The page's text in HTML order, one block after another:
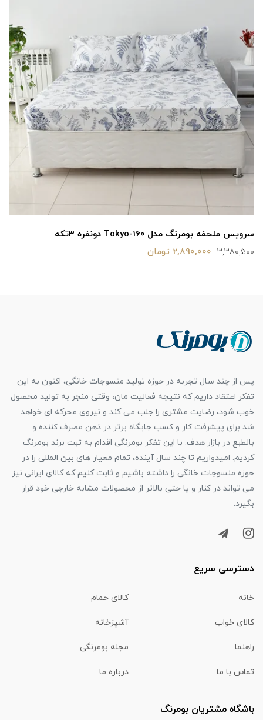
سرویس ملحفه بومرنگ مدل Tokyo-160 دونفره 3تکه
3,380,500 2,890,000 تومان
پس از چند سال تجربه در حوزه تولید منسوجات خانگی، اکنون به این
تفکر اعتقاد داریم که نتیجه فعالیت مان، وقتی منجر به تولید محصول
خوب شود، رضایت مشتری را جلب می کند و نیروی محرکه ای خواهد
شد برای پیشرفت کار و کسب جایگاه برتر در ذهن مصرف کننده و
بالطبع در بازار هدف. با این تفکر بومرنگی اقدام به ثبت برند بومرنگ
کردیم. امیدواریم تا چند سال آینده، تمام معیار های بین المللی را در
حوزه منسوجات خانگی را داشته باشیم و ثابت کنیم که کالای ایرانی نیز
می تواند در کنار و یا حتی بالاتر از محصولات مشابه خارجی خود قرار
بگیرد.
دسترسی سریع
خانه کالای حمام
کالای خواب آشپزخانه
راهنما مجله بومرنگی
تماس با ما درباره ما
باشگاه مشتریان بومرنگ